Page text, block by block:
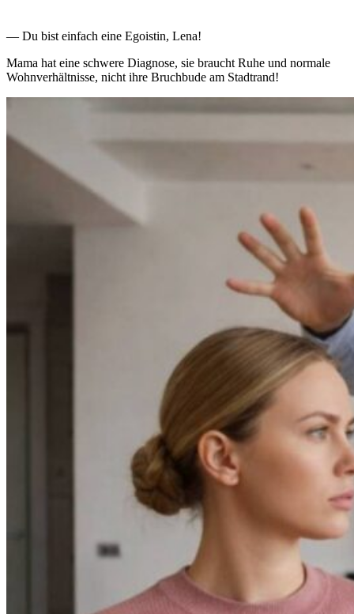
— Du bist einfach eine Egoistin, Lena!
Mama hat eine schwere Diagnose, sie braucht Ruhe und normale
Wohnverhältnisse, nicht ihre Bruchbude am Stadtrand!